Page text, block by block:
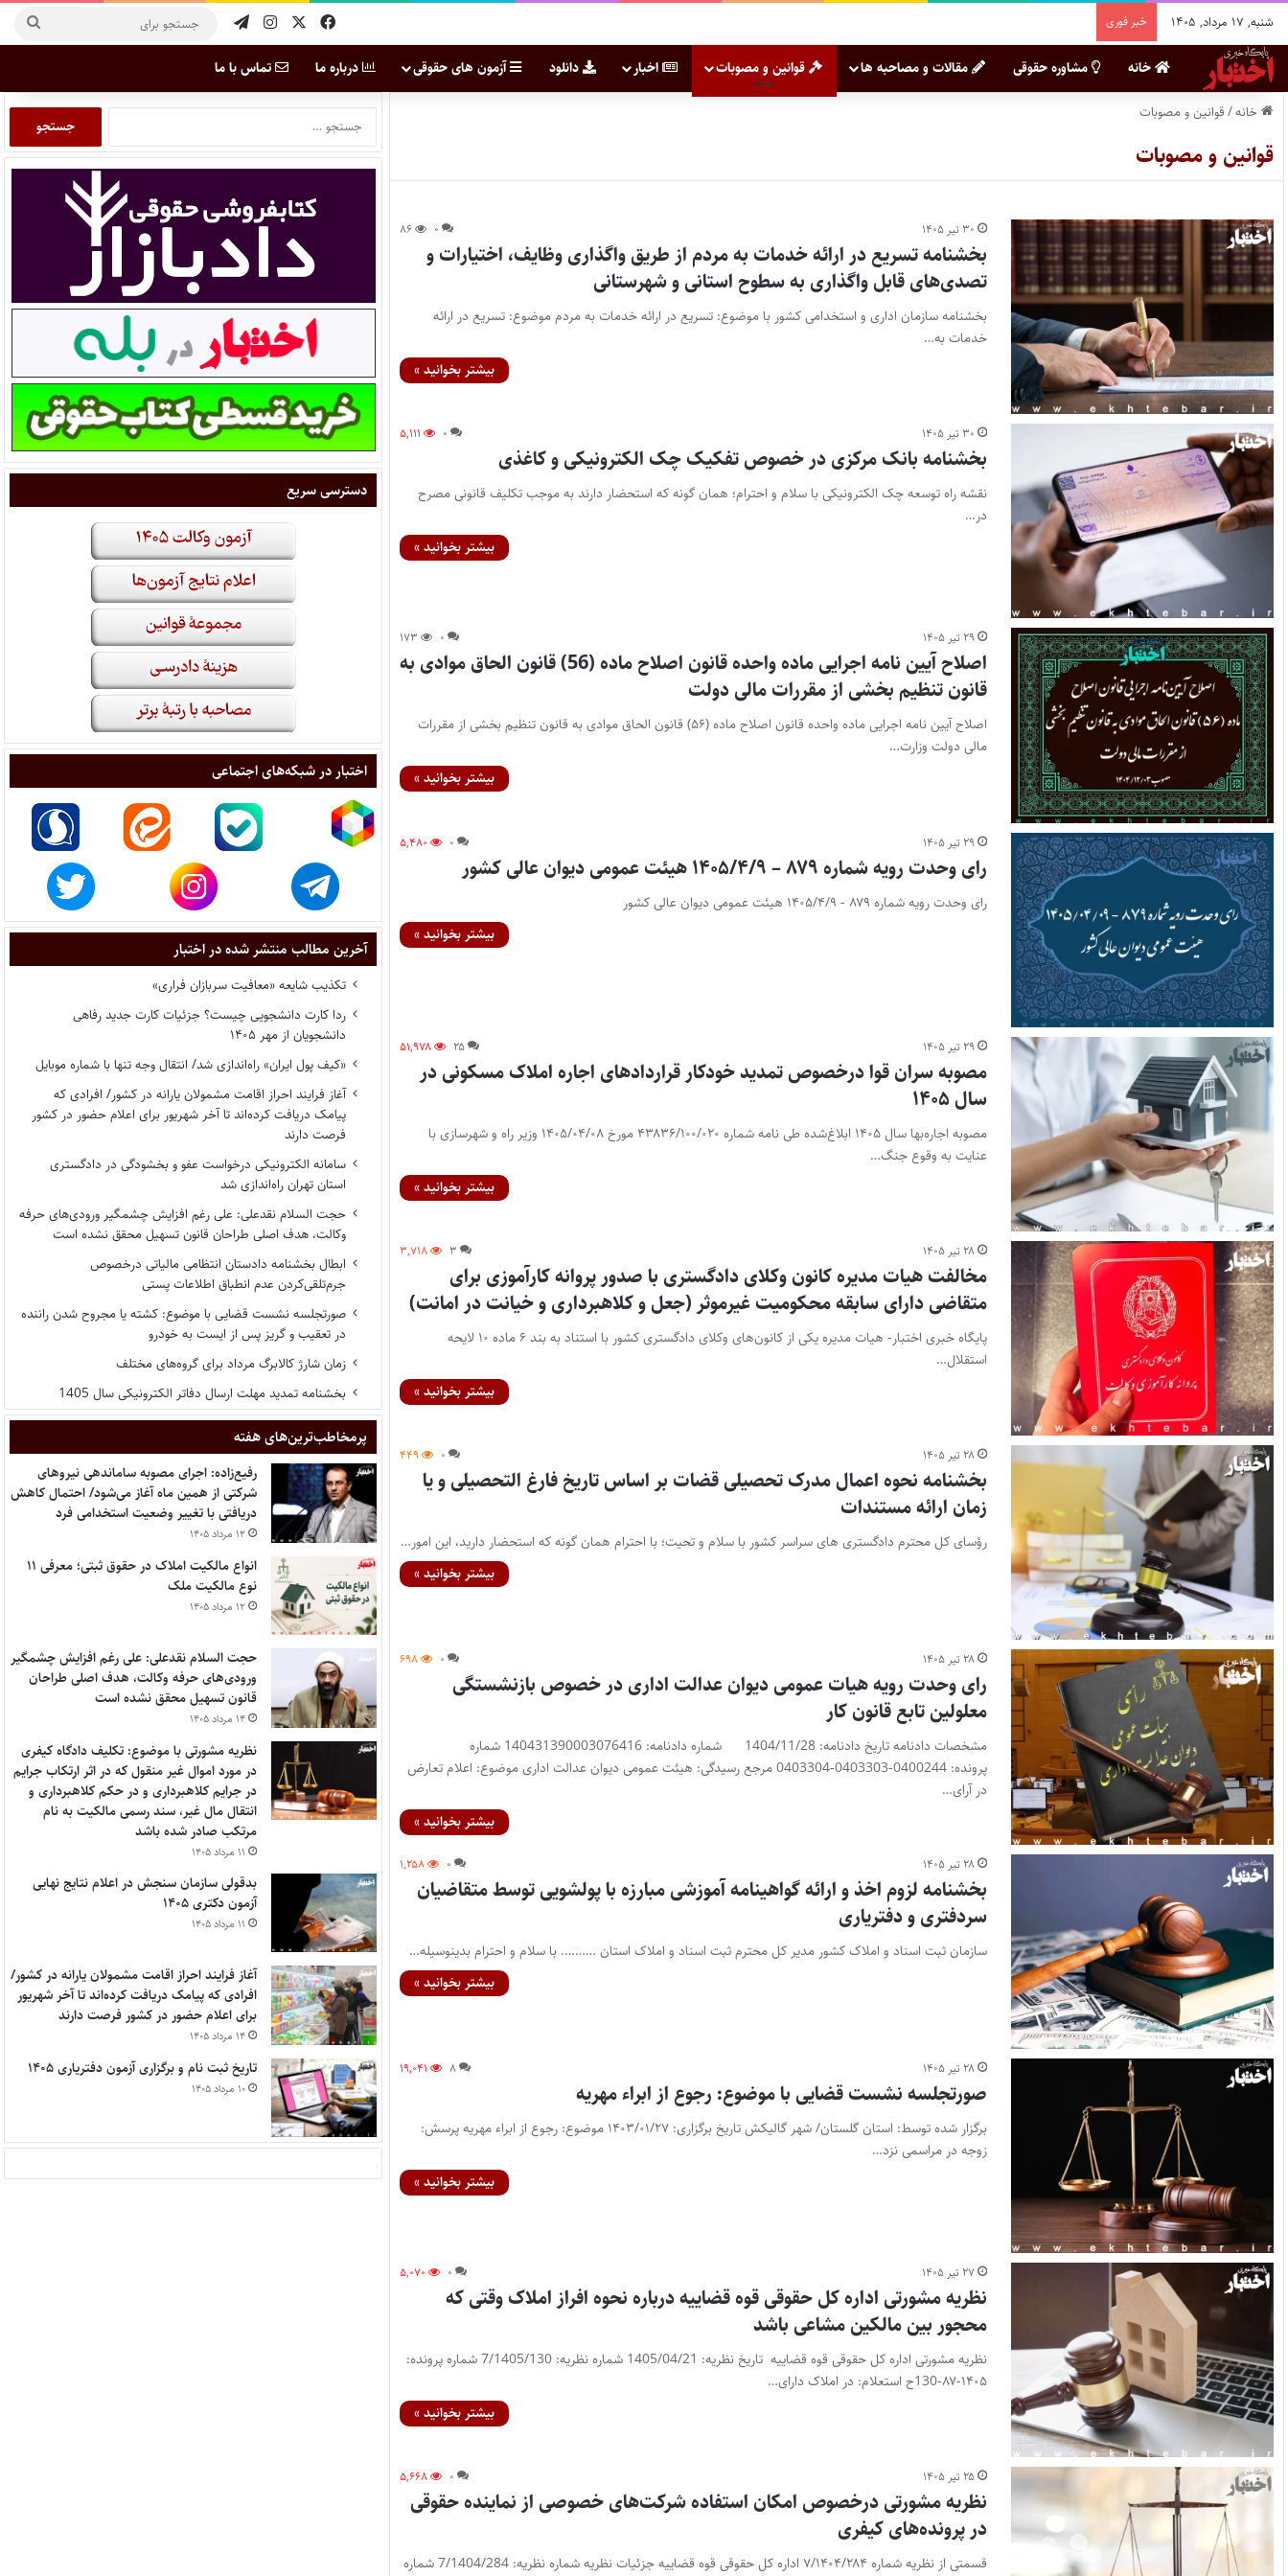
شنبه, ۱۷ مرداد, ۱۴۰۵ خبر فوری
خانه مشاوره حقوقی مقالات و مصاحبه ها قوانین و مصوبات اخبار دانلود آزمون های حقوقی درباره ما تماس با ما
خانه/قوانین و مصوبات
قوانین و مصوبات
۳۰ تیر ۱۴۰۵ ۰ ۸۶
بخشنامه تسریع در ارائه خدمات به مردم از طریق واگذاری وظایف، اختیارات و
تصدی‌های قابل واگذاری به سطوح استانی و شهرستانی
بخشنامه سازمان اداری و استخدامی کشور با موضوع: تسریع در ارائه خدمات به مردم موضوع: تسریع در ارائه
خدمات به…
بیشتر بخوانید »
۳۰ تیر ۱۴۰۵ ۰ ۵,۱۱۱
بخشنامه بانک مرکزی در خصوص تفکیک چک الکترونیکی و کاغذی
نقشه راه توسعه چک الکترونیکی با سلام و احترام؛ همان گونه که استحضار دارند به موجب تکلیف قانونی مصرح
در…
بیشتر بخوانید »
۲۹ تیر ۱۴۰۵ ۰ ۱۷۳
اصلاح آیین نامه اجرایی ماده واحده قانون اصلاح ماده (56) قانون الحاق موادی به
قانون تنظیم بخشی از مقررات مالی دولت
اصلاح آیین نامه اجرایی ماده واحده قانون اصلاح ماده (۵۶) قانون الحاق موادی به قانون تنظیم بخشی از مقررات
مالی دولت وزارت…
بیشتر بخوانید »
۲۹ تیر ۱۴۰۵ ۰ ۵,۴۸۰
رای وحدت رویه شماره ۸۷۹ – ۱۴۰۵/۴/۹ هیئت عمومی دیوان عالی کشور
رای وحدت رویه شماره ۸۷۹ - ۱۴۰۵/۴/۹ هیئت عمومی دیوان عالی کشور
بیشتر بخوانید »
۲۹ تیر ۱۴۰۵ ۲۵ ۵۱,۹۷۸
مصوبه سران قوا درخصوص تمدید خودکار قراردادهای اجاره املاک مسکونی در
سال ۱۴۰۵
مصوبه اجاره‌بها سال ۱۴۰۵ ابلاغ‌شده طی نامه شماره ۴۳۸۳۶/۱۰۰/۰۲۰ مورخ ۱۴۰۵/۰۴/۰۸ وزیر راه و شهرسازی با
عنایت به وقوع جنگ…
بیشتر بخوانید »
۲۸ تیر ۱۴۰۵ ۳ ۳,۷۱۸
مخالفت هیات مدیره کانون وکلای دادگستری با صدور پروانه کارآموزی برای
متقاضی دارای سابقه محکومیت غیرموثر (جعل و کلاهبرداری و خیانت در امانت)
پایگاه خبری اختبار- هیات مدیره یکی از کانون‌های وکلای دادگستری کشور با استناد به بند ۶ ماده ۱۰ لایحه
استقلال…
بیشتر بخوانید »
۲۸ تیر ۱۴۰۵ ۰ ۴۴۹
بخشنامه نحوه اعمال مدرک تحصیلی قضات بر اساس تاریخ فارغ التحصیلی و یا
زمان ارائه مستندات
رؤسای کل محترم دادگستری های سراسر کشور با سلام و تحیت؛ با احترام همان گونه که استحضار دارید، این امور…
بیشتر بخوانید »
۲۸ تیر ۱۴۰۵ ۰ ۶۹۸
رای وحدت رویه هیات عمومی دیوان عدالت اداری در خصوص بازنشستگی
معلولین تابع قانون کار
مشخصات دادنامه تاریخ دادنامه: 1404/11/28 شماره دادنامه: 140431390003076416 شماره
پرونده: 0400244-0403303-0403304 مرجع رسیدگی: هیئت عمومی دیوان عدالت اداری موضوع: اعلام تعارض
در آرای…
بیشتر بخوانید »
۲۸ تیر ۱۴۰۵ ۰ ۱,۲۵۸
بخشنامه لزوم اخذ و ارائه گواهینامه آموزشی مبارزه با پولشویی توسط متقاضیان
سردفتری و دفتریاری
سازمان ثبت اسناد و املاک کشور مدیر کل محترم ثبت اسناد و املاک استان ………. با سلام و احترام بدینوسیله…
بیشتر بخوانید »
۲۸ تیر ۱۴۰۵ ۸ ۱۹,۰۴۱
صورتجلسه نشست قضایی با موضوع: رجوع از ابراء مهریه
برگزار شده توسط: استان گلستان/ شهر گالیکش تاریخ برگزاری: ۱۴۰۳/۰۱/۲۷ موضوع: رجوع از ابراء مهریه پرسش:
زوجه در مراسمی نزد…
بیشتر بخوانید »
۲۷ تیر ۱۴۰۵ ۰ ۵,۰۷۰
نظریه مشورتی اداره کل حقوقی قوه قضاییه درباره نحوه افراز املاک وقتی که
محجور بین مالکین مشاعی باشد
نظریه مشورتی اداره کل حقوقی قوه قضاییه تاریخ نظریه: 1405/04/21 شماره نظریه: 7/1405/130 شماره پرونده:
۱۴۰۵-۸۷-130ح استعلام: در املاک دارای…
بیشتر بخوانید »
۲۵ تیر ۱۴۰۵ ۰ ۵,۶۶۸
نظریه مشورتی درخصوص امکان استفاده شرکت‌های خصوصی از نماینده حقوقی
در پرونده‌های کیفری
قسمتی از نظریه شماره ۷/۱۴۰۴/۲۸۴ اداره کل حقوقی قوه قضاییه جزئیات نظریه شماره نظریه: 7/1404/284 شماره
دسترسی سریع
اختبار در شبکه‌های اجتماعی
آخرین مطالب منتشر شده در اختبار
تکذیب شایعه «معافیت سربازان فراری»
ردا کارت دانشجویی چیست؟ جزئیات کارت جدید رفاهی
دانشجویان از مهر ۱۴۰۵
«کیف پول ایران» راه‌اندازی شد/ انتقال وجه تنها با شماره موبایل
آغاز فرایند احراز اقامت مشمولان یارانه در کشور/ افرادی که
پیامک دریافت کرده‌اند تا آخر شهریور برای اعلام حضور در کشور
فرصت دارند
سامانه الکترونیکی درخواست عفو و بخشودگی در دادگستری
استان تهران راه‌اندازی شد
حجت السلام نقدعلی: علی رغم افزایش چشمگیر ورودی‌های حرفه
وکالت، هدف اصلی طراحان قانون تسهیل محقق نشده است
ابطال بخشنامه دادستان انتظامی مالیاتی درخصوص
جرم‌تلقی‌کردن عدم انطباق اطلاعات پستی
صورتجلسه نشست قضایی با موضوع: کشته یا مجروح شدن راننده
در تعقیب و گریز پس از ایست به خودرو
زمان شارژ کالابرگ مرداد برای گروه‌های مختلف
بخشنامه تمدید مهلت ارسال دفاتر الکترونیکی سال 1405
پر‌مخاطب‌ترین‌های هفته
رفیع‌زاده: اجرای مصوبه ساماندهی نیروهای
شرکتی از همین ماه آغاز می‌شود/ احتمال کاهش
دریافتی با تغییر وضعیت استخدامی فرد
۱۲ مرداد ۱۴۰۵
انواع مالکیت املاک در حقوق ثبتی؛ معرفی ۱۱
نوع مالکیت ملک
۱۲ مرداد ۱۴۰۵
حجت السلام نقدعلی: علی رغم افزایش چشمگیر
ورودی‌های حرفه وکالت، هدف اصلی طراحان
قانون تسهیل محقق نشده است
۱۴ مرداد ۱۴۰۵
نظریه مشورتی با موضوع: تکلیف دادگاه کیفری
در مورد اموال غیر منقول که در اثر ارتکاب جرایم
در جرایم کلاهبرداری و در حکم کلاهبرداری و
انتقال مال غیر، سند رسمی مالکیت به نام
مرتکب صادر شده باشد
۱۱ مرداد ۱۴۰۵
بدقولی سازمان سنجش در اعلام نتایج نهایی
آزمون دکتری ۱۴۰۵
۱۱ مرداد ۱۴۰۵
آغاز فرایند احراز اقامت مشمولان یارانه در کشور/
افرادی که پیامک دریافت کرده‌اند تا آخر شهریور
برای اعلام حضور در کشور فرصت دارند
۱۴ مرداد ۱۴۰۵
تاریخ ثبت نام و برگزاری آزمون دفتریاری ۱۴۰۵
۱۰ مرداد ۱۴۰۵